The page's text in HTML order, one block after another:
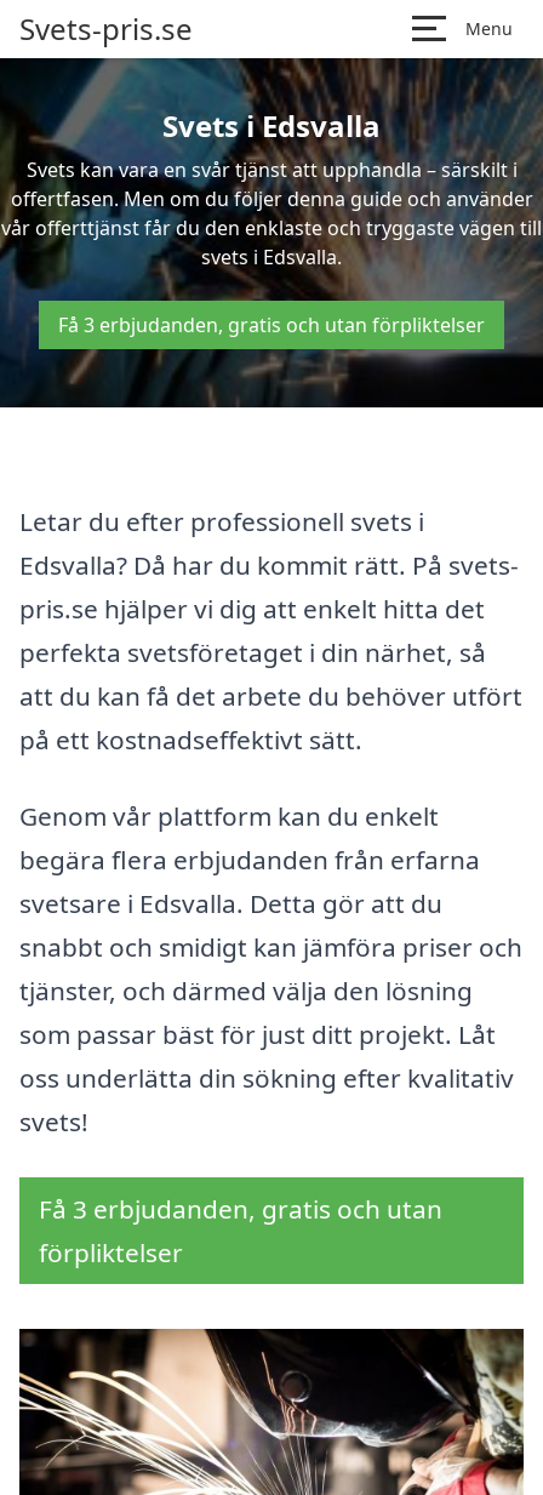
Svets-pris.se Menu
Svets i Edsvalla
Svets kan vara en svår tjänst att upphandla – särskilt i
offertfasen. Men om du följer denna guide och använder
vår offerttjänst får du den enklaste och tryggaste vägen till
svets i Edsvalla.
Få 3 erbjudanden, gratis och utan förpliktelser
Letar du efter professionell svets i
Edsvalla? Då har du kommit rätt. På svets-
pris.se hjälper vi dig att enkelt hitta det
perfekta svetsföretaget i din närhet, så
att du kan få det arbete du behöver utfört
på ett kostnadseffektivt sätt.
Genom vår plattform kan du enkelt
begära flera erbjudanden från erfarna
svetsare i Edsvalla. Detta gör att du
snabbt och smidigt kan jämföra priser och
tjänster, och därmed välja den lösning
som passar bäst för just ditt projekt. Låt
oss underlätta din sökning efter kvalitativ
svets!
Få 3 erbjudanden, gratis och utan
förpliktelser